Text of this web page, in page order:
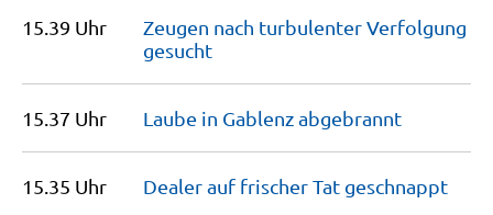
15.39 Uhr
Zeugen nach turbulenter Verfolgung
gesucht
15.37 Uhr Laube in Gablenzabgebrannt
15.35 Uhr Dealer auf frischer Tat geschnappt